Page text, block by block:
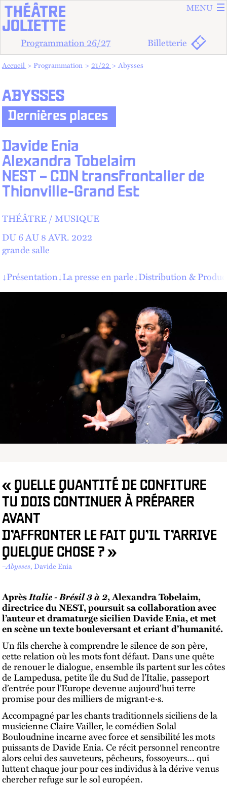
ALLER
ALLER
MENU
Programmation 26/27 Billetterie
Vous êtes dans :
Accueil Programmation 21/22 Abysses
ABYSSES
Dernières places
Davide Enia
Alexandra Tobelaim
NEST – CDN transfrontalier de
Thionville-Grand Est
THÉÂTRE
MUSIQUE
DU 6 AU8AVR. 2022
grande salle
↓Présentation↓La presse en parle↓Distribution &
« QUELLE QUANTITÉ DE CONFITURE
TU DOIS CONTINUER À PRÉPARER
AVANT
D’AFFRONTER LE FAIT QU’IL T’ARRIVE
QUELQUE CHOSE ? »
–Abysses, Davide Enia
AprèsItalie - Brésil 3 à 2, Alexandra Tobelaim,
directrice du NEST, poursuit sa collaboration avec
l’auteur et dramaturge sicilien Davide Enia, et met
en scène un texte bouleversant et criant d’humanité.
Un fils cherche à comprendre le silence de son père,
cette relation où les mots font défaut. Dans une quête
de renouer le dialogue, ensemble ils partent sur les côtes
de Lampedusa, petite île du Sud de l’Italie, passeport
d’entrée pour l’Europe devenue aujourd’hui terre
promise pour des milliers de migrant·e·s.
Accompagné par les chants traditionnels siciliens de la
musicienne Claire Vailler, le comédien Solal
Bouloudnine incarne avec force et sensibilité les mots
puissants de Davide Enia. Ce récit personnel rencontre
alors celui des sauveteurs, pêcheurs, fossoyeurs… qui
luttent chaque jour pour ces individus à la dérive venus
chercher refuge sur le sol européen.